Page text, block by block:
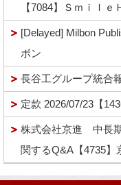
【7084】Ｓｍｉｌｅ
[Delayed] Milbon
ボン
長谷工グループ統合
定款 2026/07/23【
株式会社京進 中長
関するQ&A【4735】